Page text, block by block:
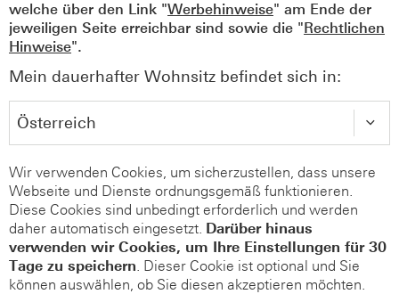
welche über den Link "Werbehinweise" am Ende der
jeweiligen Seite erreichbar sind sowie die "Rechtlichen
Hinweise".
Mein dauerhafter Wohnsitz befindet sich in:
Wir verwenden Cookies, um sicherzustellen, dass unsere
Webseite und Dienste ordnungsgemäß funktionieren.
Diese Cookies sind unbedingt erforderlich und werden
daher automatisch eingesetzt. Darüber hinaus
verwenden wir Cookies, um Ihre Einstellungen für 30
Tage zu speichern. Dieser Cookie ist optional und Sie
können auswählen, ob Sie diesen akzeptieren möchten.